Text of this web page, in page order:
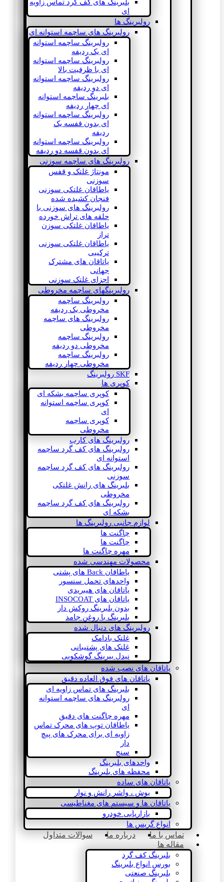
بلبرینگ های کف گرد تماس زاویه
ای
رولبرینگ ها
رولبرینگ های ساچمه استوانه ای
رولبرینگ ساچمه استوانه
ای یک ردیفه
رولبرینگ ساچمه استوانه
ای با ظرفیت بالا
رولبرینگ ساچمه استوانه
ای دو ردیفه
بلبرینگ ساچمه استوانه
ای چهار ردیفه
رولبرینگ ساچمه استوانه
ای بدون قفسه یک
ردیفه
رولبرینگ ساچمه استوانه
ای بدون قفسه دو ردیفه
رولبرینگ های ساچمه سوزنی
مونتاژ غلتک و قفس
سوزنی
یاطاقان غلتکی سوزنی
فنجان کشیده شده
رولبرینگ های سوزنی با
حلقه های تراش خورده
یاطاقان غلتکی سوزن
تراز
یاطاقان غلتکی سوزنی
ترکیبی
یاتاقان های مشترک
جهانی
اجزای غلتک سوزنی
رولبرینگهای ساچمه مخروطی
رولبرینگ ساچمه
مخروطی یک ردیفه
رولبرینگ های ساچمه
مخروطی
رولبرینگ ساچمه
مخروطی دو ردیفه
رولبرینگ ساچمه
مخروطی چهار ردیفه
SKF رولبرینگ
کوپری ها
کوپری ساچمه بشکه ای
کوپری ساچمه استوانه
ای
کوپری ساچمه
مخروطی
رولبرینگ های کارب
رولبرینگ های کف گرد ساچمه
استوانه ای
رولبرینگ های کف گرد ساچمه
سوزنی
بلبرینگ های رانش غلتکی
مخروطی
رولبرینگ های کف گرد ساچمه
بشکه ای
لوازم جانبی رولبرینگ ها
چاگنت ها
چاگنت ها
مهره چاگنت ها
محصولات مهندسی شده
یاطاقان Back های پشتی
واحدهای تحمل سنسور
یاتاقان های هیبریدی
یاتاقان های INSOCOAT
بدون بلبرینگ روکش دار
بلبرینگ با روغن جامد
رولبرینگ های دنبال شده
غلتک بادامک
غلتک های پشتیبانی
نیدل بیرینگ گوشکوبی
یاتاقان های نصب شده
یاتاقان های فوق العاده دقیق
بلبرینگ های تماس زاویه ای
رولبرینگ های ساچمه استوانه
ای
مهره چاگنت های دقیق
یاطاقان توپ های محرک تماس
زاویه ای برای محرک های پیچ
دار
سنج
واحدهای بلبرینگ
محفظه های بلبرینگ
یاتاقان های ساده
بوش ، واشر رانش و نوار
یاتاقان ها و سیستم های مغناطیسی
بازاریابی خودرو
انواع گریس ها
تماس با ما درباره ما
سوالات متداول
مقاله ها
بلبرینگ کف گرد
بورس انواع بلبرینگ
بلبرینگ صنعتی